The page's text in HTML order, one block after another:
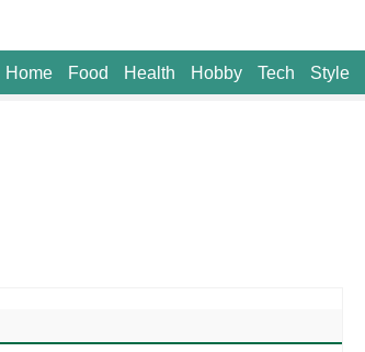
Home Food Health Hobby Tech Style